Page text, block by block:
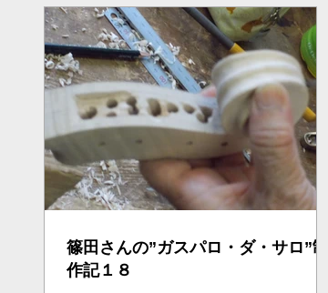
篠田さんの”ガスパロ・ダ・サロ”制
作記１８